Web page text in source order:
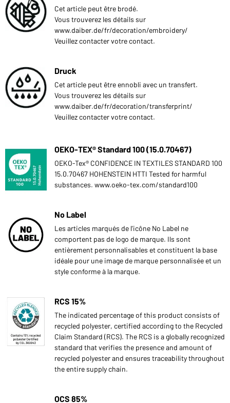
Cet article peut être brodé.
Vous trouverez les détails sur
www.daiber.de/fr/decoration/embroidery/
Veuillez contacter votre contact.
Druck
Cet article peut être ennobli avec un transfert.
Vous trouverez les détails sur
www.daiber.de/fr/decoration/transferprint/
Veuillez contacter votre contact.
OEKO-TEX® Standard 100 (15.0.70467)
OEKO-Tex® CONFIDENCE IN TEXTILES STANDARD 100
15.0.70467 HOHENSTEIN HTTI Tested for harmful
substances. www.oeko-tex.com/standard100
No Label
Les articles marqués de l'icône No Label ne
comportent pas de logo de marque. Ils sont
entièrement personnalisables et constituent la base
idéale pour une image de marque personnalisée et un
style conforme à la marque.
RCS 15%
The indicated percentage of this product consists of
recycled polyester, certified according to the Recycled
Claim Standard (RCS). The RCS is a globally recognized
standard that verifies the presence and amount of
recycled polyester and ensures traceability throughout
the entire supply chain.
OCS 85%